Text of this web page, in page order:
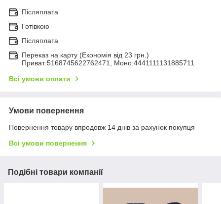
Післяплата
Готівкою
Післяплата
Переказ на карту (Економія від 23 грн.)
Приват:5168745622762471, Моно:4441111131885711
Всі умови оплати
Умови повернення
Повернення товару впродовж 14 днів за рахунок покупця
Всі умови повернення
Подібні товари компанії